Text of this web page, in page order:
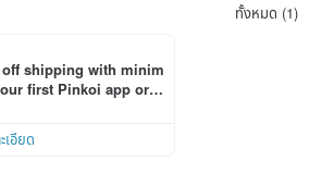
account (tuzigi.jewelry) to see more works,
ทั้งหมด (1)
off shipping with minim
first Pinkoi app orde
เอียด